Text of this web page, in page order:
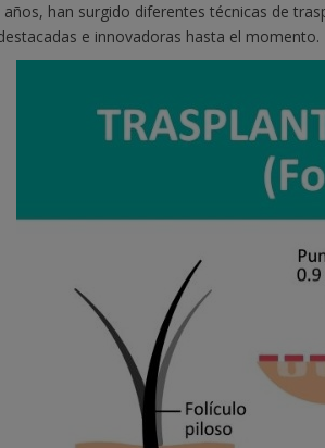
han surgido diferentes técnicas de
e innovadoras hasta el momento.